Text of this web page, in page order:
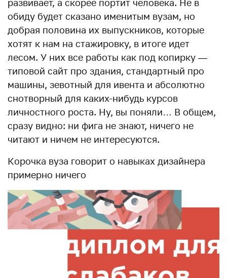
развивает, а скорее портит человека. Не в
обиду будет сказано именитым вузам, но
добрая половина их выпускников, которые
хотят к нам на стажировку, в итоге идет
лесом. У них все работы как под копирку —
типовой сайт про здания, стандартный про
машины, зевотный для ивента и абсолютно
снотворный для каких-нибудь курсов
личностного роста. Ну, вы поняли… В общем,
сразу видно: ни фига не знают, ничего не
читают и ничем не интересуются.
Корочка вуза говорит о навыках дизайнера
примерно ничего